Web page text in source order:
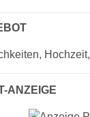
ANZEIGE